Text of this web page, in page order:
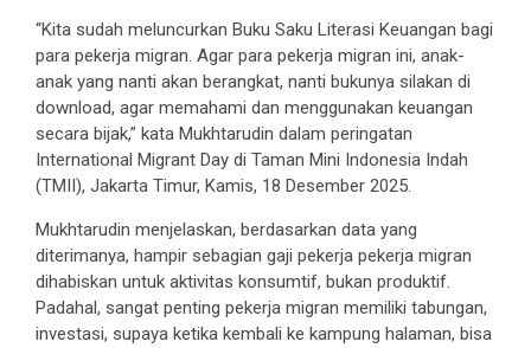
“Kita sudah meluncurkan Buku Saku Literasi Keuangan bagi
para pekerja migran. Agar para pekerja migran ini, anak-
anak yang nanti akan berangkat, nanti bukunya silakan di
download, agar memahami dan menggunakan keuangan
secara bijak,” kata Mukhtarudin dalam peringatan
International Migrant Day di Taman Mini Indonesia Indah
(TMII), Jakarta Timur, Kamis, 18 Desember 2025.
Mukhtarudin menjelaskan, berdasarkan data yang
diterimanya, hampir sebagian gaji pekerja pekerja migran
dihabiskan untuk aktivitas konsumtif, bukan produktif.
Padahal, sangat penting pekerja migran memiliki tabungan,
investasi, supaya ketika kembali ke kampung halaman, bisa